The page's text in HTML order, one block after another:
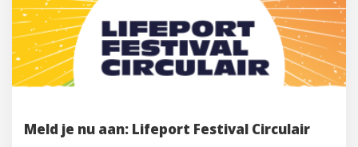
Meld je nu aan: Lifeport Festival Circulair